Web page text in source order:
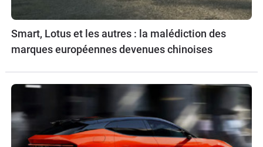
Smart, Lotus et les autres : la malédiction des
marques européennes devenues chinoises